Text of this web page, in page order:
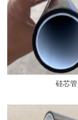
硅芯管